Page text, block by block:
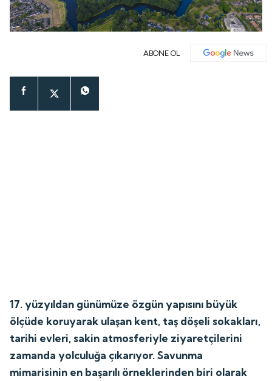
ABONE OL
17. yüzyıldan günümüze özgün yapısını büyük
ölçüde koruyarak ulaşan kent, taş döşeli sokakları,
tarihi evleri, sakin atmosferiyle ziyaretçilerini
zamanda yolculuğa çıkarıyor. Savunma
mimarisinin en başarılı örneklerinden biri olarak